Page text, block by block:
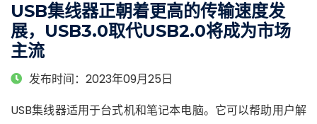
USB集线器正朝着更高的传输速度发
展，USB3.0取代USB2.0将成为市场
主流
发布时间：2023年09月25日
USB集线器适用于台式机和笔记本电脑。它可以帮助用户解